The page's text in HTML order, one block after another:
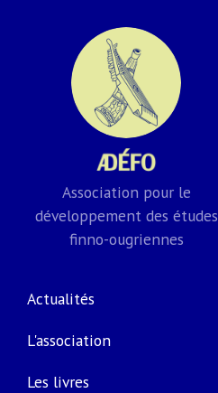
Association pour le
développement des études
finno-ougriennes
Actualités
L'association
Les livres